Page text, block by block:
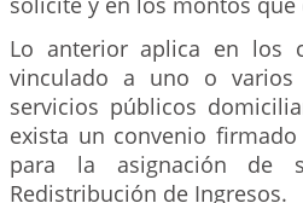
Lo anterior aplica en los
vinculado a uno o varios
servicios públicos
exista un convenio
para la asignación de
Redistribución de Ingresos.